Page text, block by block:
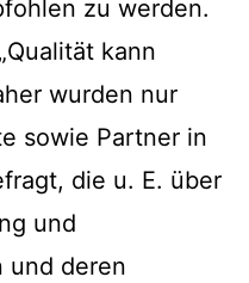
zu werden.
kann
wurden nur
sowie Partner in
die u. E. über
und
und deren